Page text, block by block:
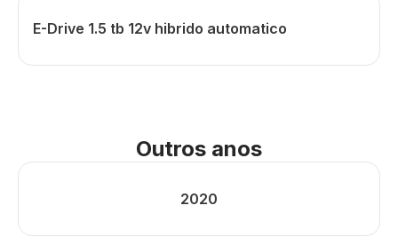
E-Drive 1.5 tb 12v hibrido automatico
Outros anos
2020